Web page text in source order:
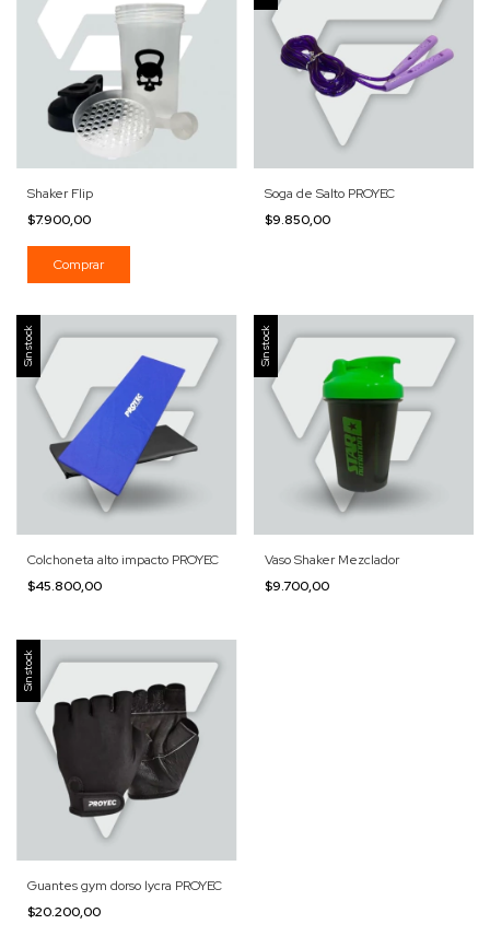
Shaker Flip
$7.900,00
Soga de Salto PROYEC
$9.850,00
Sin stock
Colchoneta alto impacto PROYEC
$45.800,00
Sin stock
Vaso Shaker Mezclador
$9.700,00
Sin stock
Guantes gym dorso lycra PROYEC
$20.200,00